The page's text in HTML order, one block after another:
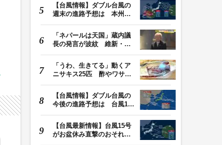
【台風情報】ダブル台風の
週末の進路予想は 本州は
「ネパールは天国」蔵内議
長の発言が波紋 維新・吉
「うわ、生きてる」動くア
ニサキス25匹 酢やワサビ
【台風情報】ダブル台風の
今後の進路予想は 台風13
【台風最新情報】台風15号
がお盆休み直撃のおそれ